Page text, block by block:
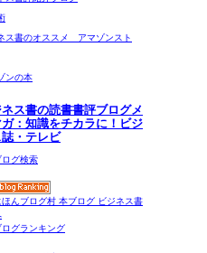
ス書のオススメ アマゾンスト
ンの本
ネス書の読書書評ブログメ
：知識をチカラに！ビジ
・テレビ